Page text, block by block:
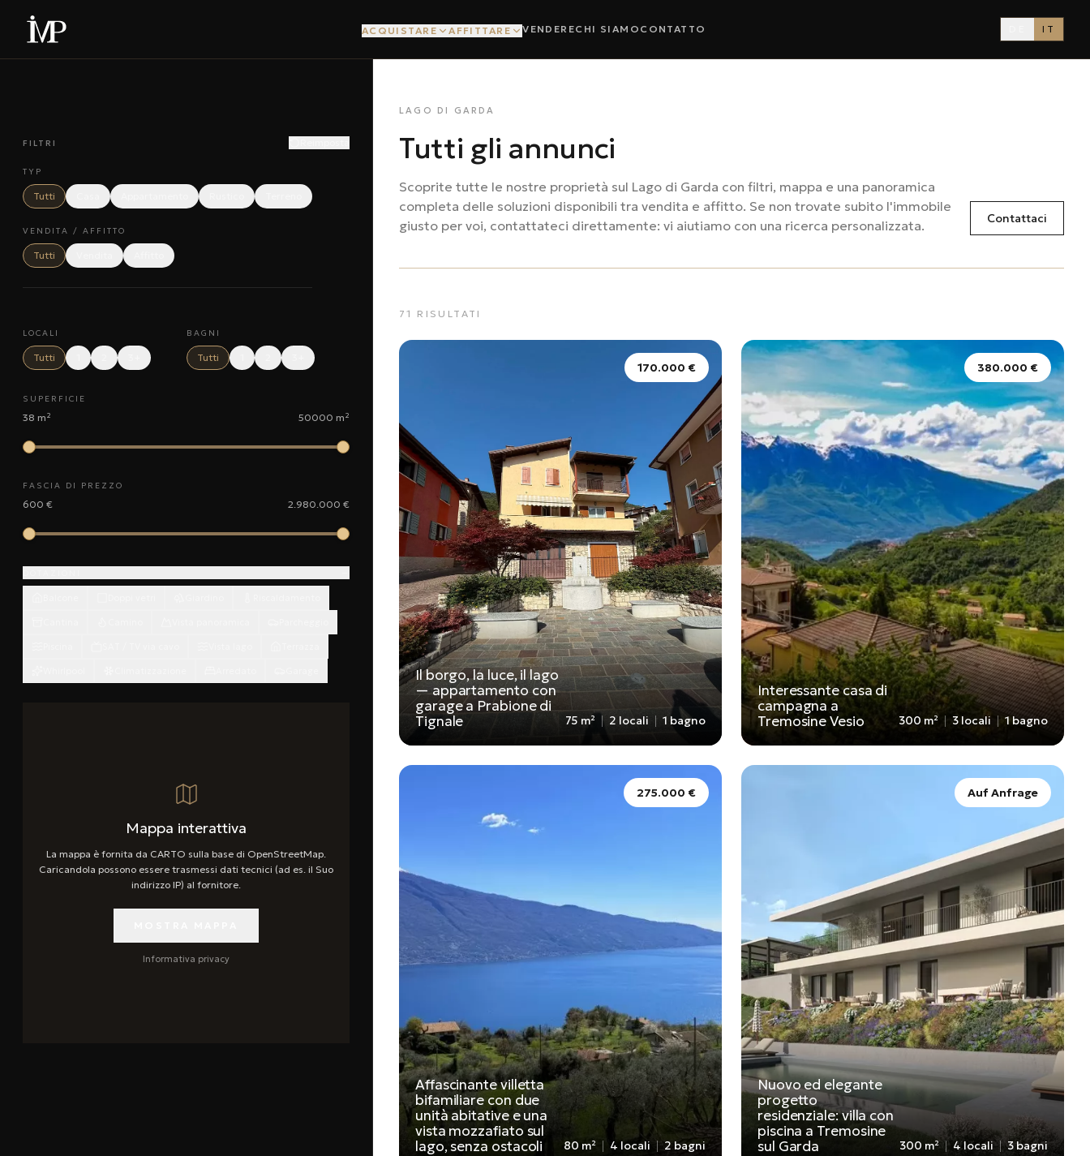
ACQUISTARE AFFITTARE VENDERECHI SIAMO CONTATTO IT
FILTRI
TYP
Tutti
VENDITA / AFFITTO
Tutti
LOCALI
Tutti
BAGNI
Tutti
SUPERFICIE
38 m² 50000 m²
FASCIA DI PREZZO
600 € 2.980.000 €
Mappa interattiva
La mappa è fornita da CARTO sulla base di OpenStreetMap.
Caricandola possono essere trasmessi dati tecnici (ad es. il Suo
indirizzo IP) al fornitore.
Informativa privacy
LAGO DI GARDA
Tutti gli annunci
Scoprite tutte le nostre proprietà sul Lago di Garda con filtri, mappa e una panoramica
completa delle soluzioni disponibili tra vendita e affitto. Se non trovate subito l'immobile
giusto per voi, contattateci direttamente: vi aiutiamo con una ricerca personalizzata.
Contattaci
71 RISULTATI
170.000 €
Il borgo, la luce, il lago
— appartamento con
garage a Prabione di
Tignale
75 m² 2 locali 1 bagno
380.000 €
Interessante casa di
campagna a
Tremosine Vesio
300 m² 3 locali 1 bagno
275.000 €
Affascinante villetta
bifamiliare con due
unità abitative e una
vista mozzafiato sul
lago, senza ostacoli
80 m² 4 locali 2 bagni
Auf Anfrage
Nuovo ed elegante
progetto
residenziale: villa con
piscina a Tremosine
sul Garda
300 m² 4 locali 3 bagni